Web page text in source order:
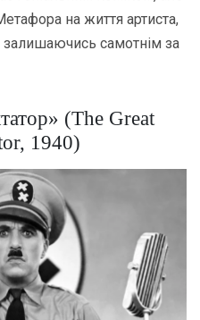
на життя артиста,
залишаючись самотнім за
(The Great
1940)